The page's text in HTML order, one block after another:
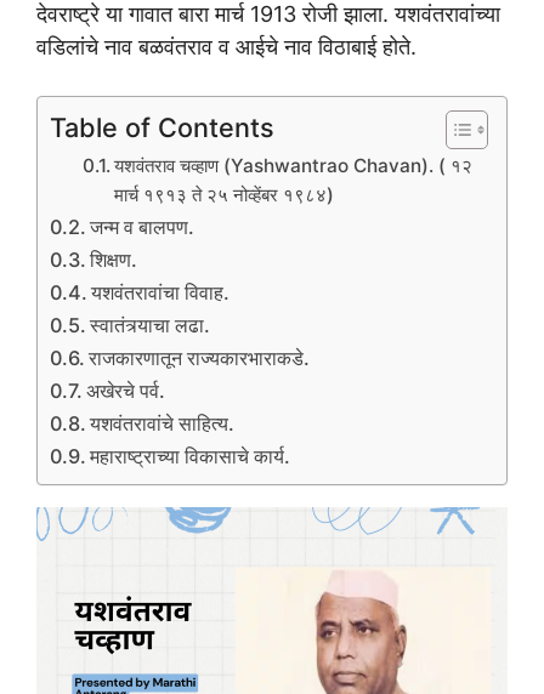
देवराष्ट्रे या गावात बारा मार्च 1913 रोजी झाला. यशवंतरावांच्या
वडिलांचे नाव बळवंतराव व आईचे नाव विठाबाई होते.
Table of Contents
यशवंतराव चव्हाण (Yashwantrao Chavan). ( १२
मार्च १९१३ ते २५ नोव्हेंबर १९८४)
जन्म व बालपण.
शिक्षण.
यशवंतरावांचा विवाह.
स्वातंत्र्याचा लढा.
राजकारणातून राज्यकारभाराकडे.
अखेरचे पर्व.
यशवंतरावांचे साहित्य.
महाराष्ट्राच्या विकासाचे कार्य.